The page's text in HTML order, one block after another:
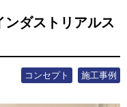
ンダストリアルス
コンセプト 施工事例